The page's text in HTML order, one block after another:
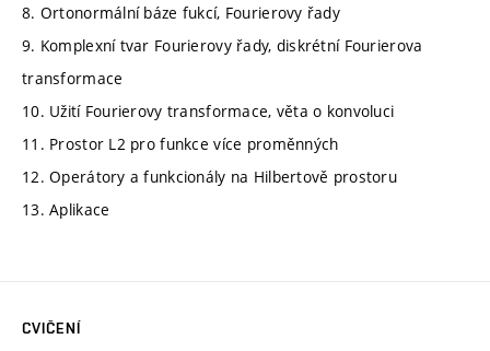
8. Ortonormální báze fukcí, Fourierovy řady
9. Komplexní tvar Fourierovy řady, diskrétní Fourierova
transformace
10. Užití Fourierovy transformace, věta o konvoluci
11. Prostor L2 pro funkce více proměnných
12. Operátory a funkcionály na Hilbertově prostoru
13. Aplikace
CVIČENÍ